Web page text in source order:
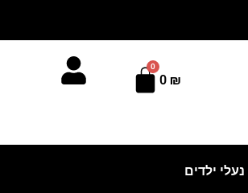
0 ₪
0
עגלת
נעלי ילדים